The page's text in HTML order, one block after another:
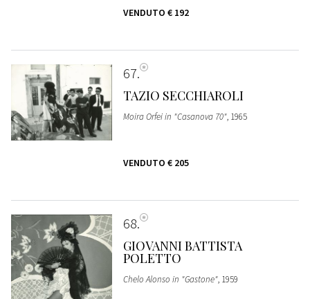
VENDUTO € 192
67
TAZIO SECCHIAROLI
Moira Orfei in "Casanova 70", 1965
VENDUTO € 205
68
GIOVANNI BATTISTA
POLETTO
Chelo Alonso in "Gastone", 1959